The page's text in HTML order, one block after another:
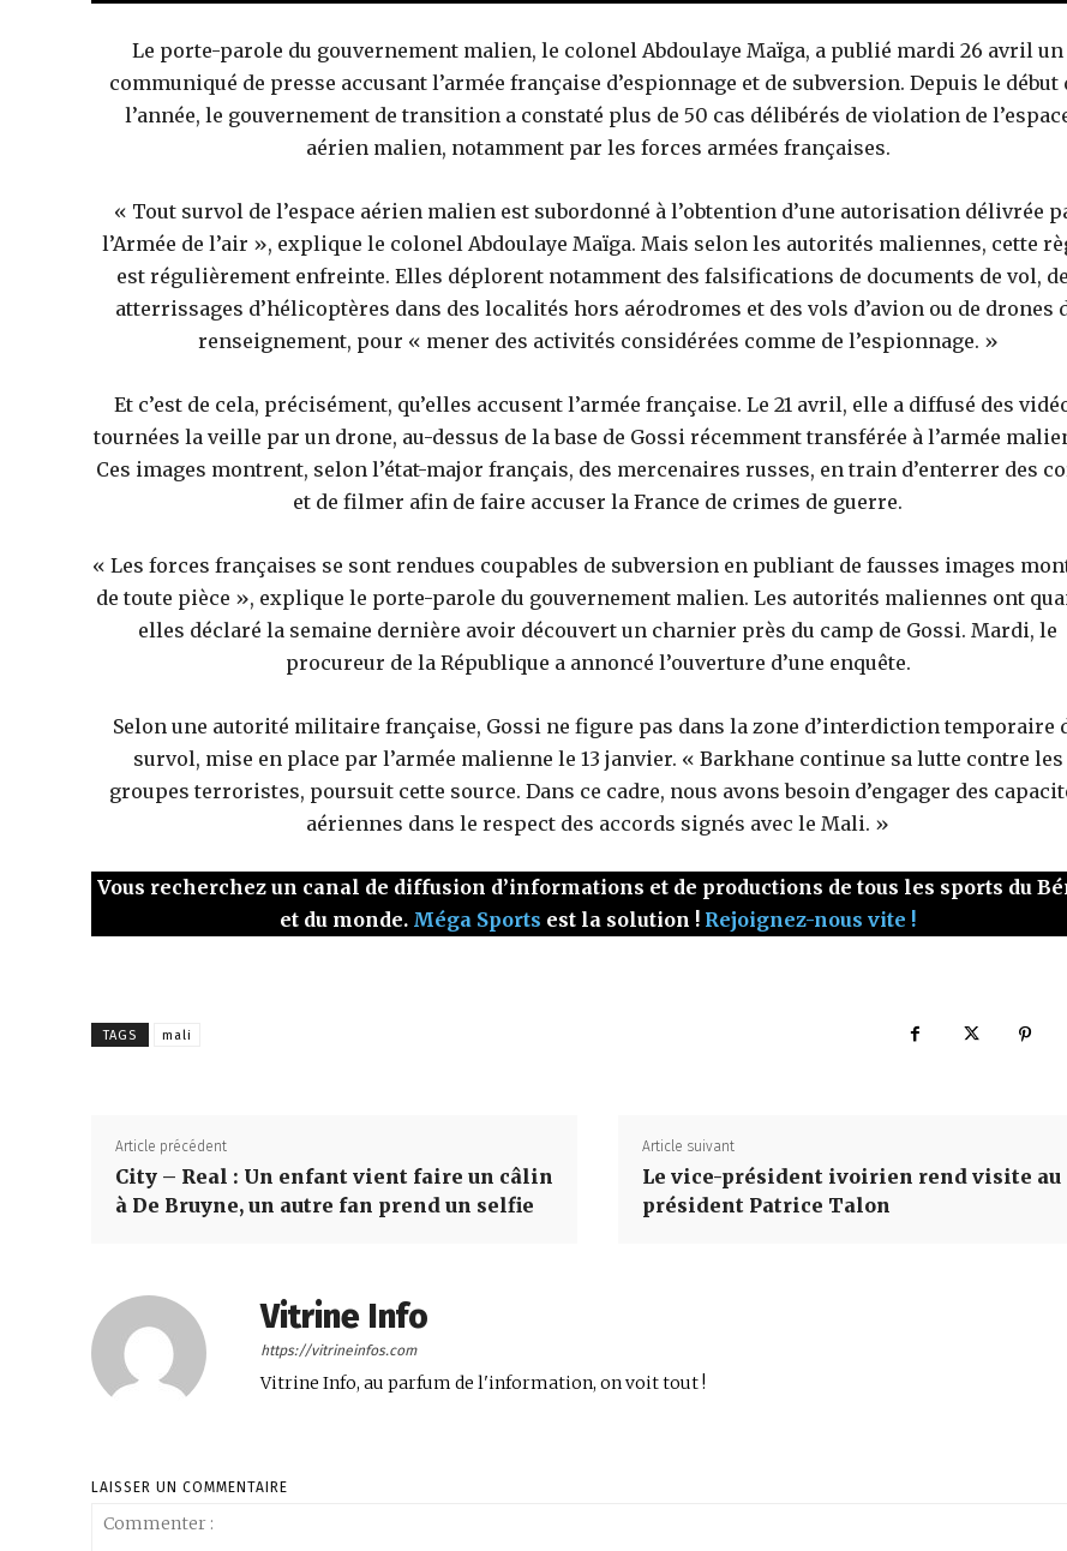
Le porte-parole du gouvernement malien, le colonel Abdoulaye Maïga, a publié mardi 26 avril un
communiqué de presse accusant l’armée française d’espionnage et de subversion. Depuis le début
l’année, le gouvernement de transition a constaté plus de 50 cas délibérés de violation de
aérien malien, notamment par les forces armées françaises.
« Tout survol de l’espace aérien malien est subordonné à l’obtention d’une autorisation délivrée
l’Armée de l’air », explique le colonel Abdoulaye Maïga. Mais selon les autorités maliennes, cette
est régulièrement enfreinte. Elles déplorent notamment des falsifications de documents de vol,
atterrissages d’hélicoptères dans des localités hors aérodromes et des vols d’avion ou de drones
renseignement, pour « mener des activités considérées comme de l’espionnage. »
Et c’est de cela, précisément, qu’elles accusent l’armée française. Le 21 avril, elle a diffusé des
tournées la veille par un drone, au-dessus de la base de Gossi récemment transférée à l’armée
Ces images montrent, selon l’état-major français, des mercenaires russes, en train d’enterrer des
et de filmer afin de faire accuser la France de crimes de guerre.
« Les forces françaises se sont rendues coupables de subversion en publiant de fausses images
de toute pièce », explique le porte-parole du gouvernement malien. Les autorités maliennes ont
elles déclaré la semaine dernière avoir découvert un charnier près du camp de Gossi. Mardi, le
procureur de la République a annoncé l’ouverture d’une enquête.
Selon une autorité militaire française, Gossi ne figure pas dans la zone d’interdiction temporaire
survol, mise en place par l’armée malienne le 13 janvier. « Barkhane continue sa lutte contre les
groupes terroristes, poursuit cette source. Dans ce cadre, nous avons besoin d’engager des
aériennes dans le respect des accords signés avec le Mali. »
Vous recherchez un canal de diffusion d’informations et de productions de tous les sports du
et du monde. Méga Sports est la solution ! Rejoignez-nous vite !
TAGS mali
Article précédent
City – Real : Un enfant vient faire un câlin
à De Bruyne, un autre fan prend un selfie
Article suivant
Le vice-président ivoirien rend visite au
président Patrice Talon
Vitrine Info
https://vitrineinfos.com
Vitrine Info, au parfum de l'information, on voit tout !
LAISSER UN COMMENTAIRE